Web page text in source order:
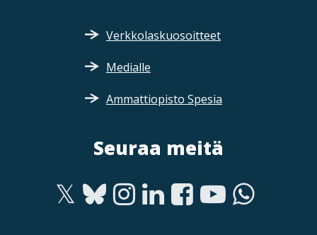
Verkkolaskuosoitteet
Medialle
Ammattiopisto Spesia
Seuraa meitä